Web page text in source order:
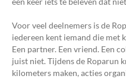
Voor veel deelnemers is de
iedereen kent iemand die met
Een partner. Een vriend. Een
juist niet. Tijdens de Roparun
kilometers maken, acties